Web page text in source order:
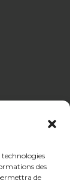
technologies
des
de